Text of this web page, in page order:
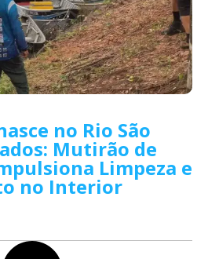
no Rio São
Mutirão de
Limpeza e
no Interior